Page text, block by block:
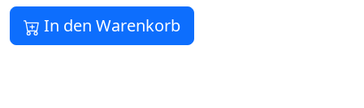
In den Warenkorb